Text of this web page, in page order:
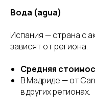
Вода (agua)
Испания — страна с
зависят от региона.
Средняя
В Мадриде — от
в других регионах.